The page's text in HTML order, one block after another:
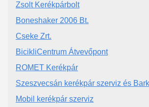
Zsolt Kerékpárbolt
Boneshaker 2006 Bt.
Cseke Zrt.
BicikliCentrum Átvevőpont
ROMET Kerékpár
Szeszvecsán kerékpár szerviz és
Mobil kerékpár szerviz